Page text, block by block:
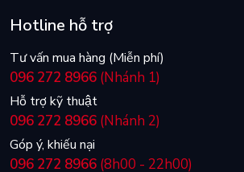
Hotline hỗ trợ
Tư vấn mua hàng (Miễn phí)
096 272 8966 (Nhánh 1)
Hỗ trợ kỹ thuật
096 272 8966 (Nhánh 2)
Góp ý, khiếu nại
096 272 8966 (8h00 - 22h00)